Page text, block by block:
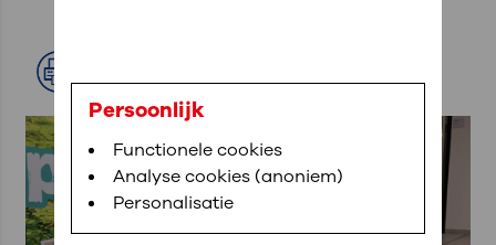
Persoonlijk
Functionele cookies
Analyse cookies (anoniem)
Personalisatie